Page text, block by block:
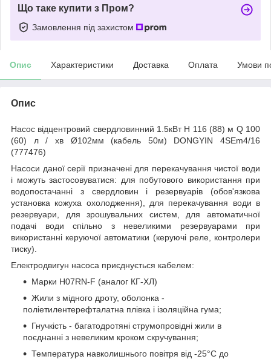
Що таке купити з Пром?
Замовлення під захистом
Опис Характеристики Доставка Оплата Умови
Опис
Насос відцентровий свердловинний 1.5кВт H 116 (88) м Q 100
(60) л / хв Ø102мм (кабель 50м) DONGYIN 4SEm4/16
(777476)
Насоси даної серії призначені для перекачування чистої води
і можуть застосовуватися: для побутового використання при
водопостачанні з свердловин і резервуарів (обов'язкова
установка кожуха охолодження), для перекачування води в
резервуари, для зрошувальних систем, для автоматичної
подачі води спільно з невеликими резервуарами при
використанні керуючої автоматики (керуючі реле, контролери
тиску).
Електродвигун насоса приєднується кабелем:
Марки H07RN-F (аналог КГ-ХЛ)
Жили з мідного дроту, оболонка -
поліетилентерефталатна плівка і ізоляційна гума;
Гнучкість - багатодротяні струмопровідні жили в
поєднанні з невеликим кроком скручування;
Температура навколишнього повітря від -25°C до